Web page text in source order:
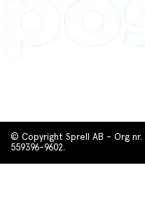
© Copyright Sprell AB - Org nr.
559396-9602.